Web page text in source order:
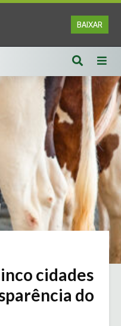
BAIXAR
cidades
do